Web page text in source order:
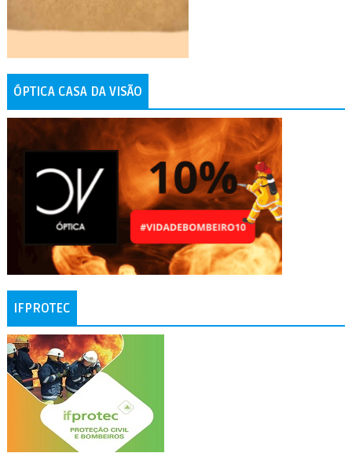
ÓPTICA CASA DA VISÃO
IFPROTEC